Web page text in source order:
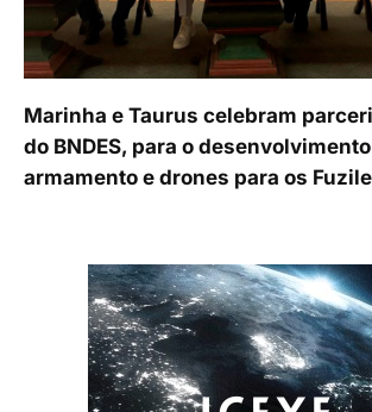
Marinha e Taurus celebram
do BNDES, para o
armamento e drones para os